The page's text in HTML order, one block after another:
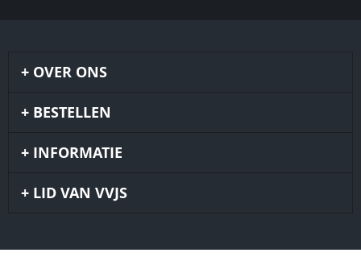
OVER ONS
BESTELLEN
INFORMATIE
LID VAN VVJS